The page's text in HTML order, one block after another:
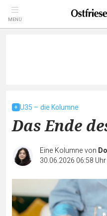
MENÜ
U35 – die Kolumne
Das Ende
Eine Kolumne von
30.06.2026 06:58 Uhr